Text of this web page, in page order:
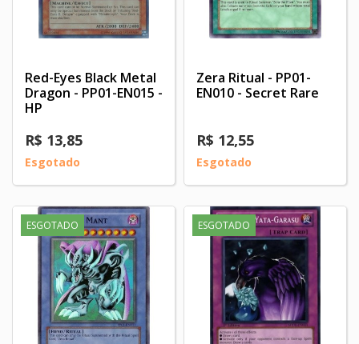
Red-Eyes Black Metal
Dragon - PP01-EN015 -
HP
R$ 13,85
Esgotado
Zera Ritual - PP01-
EN010 - Secret Rare
R$ 12,55
Esgotado
ESGOTADO ESGOTADO